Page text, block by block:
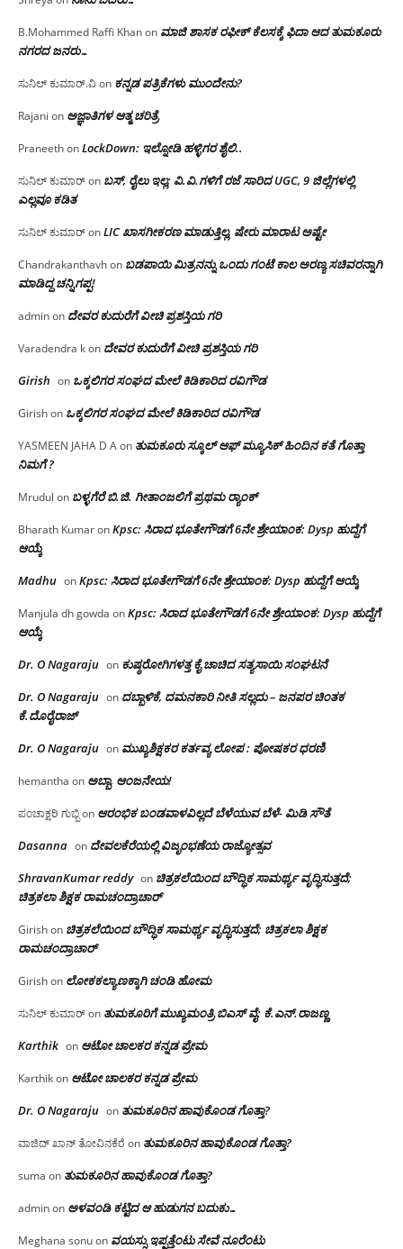
B.Mohammed Raffi Khanon ಮಾಜಿ ಶಾಸಕ ರಫೀಕ್ ಕೆಲಸಕ್ಕೆ ಫಿದಾ ಆದ ತುಮಕೂರು
ನಗರದ ಜನರು…
ಸುನಿಲ್ ಕುಮಾರ್.ವಿon ಕನ್ನಡ ಪತ್ರಿಕೆಗಳು ಮುಂದೇನು?
Rajani on ಅಜ್ಞಾತಿಗಳ ಆತ್ಮ ಚರಿತ್ರೆ
PraneethonLockDown: ಇಲ್ನೋಡಿ ಹಳ್ಳಿಗರ ಶೈಲಿ..
ಸುನಿಲ್ ಕುಮಾರ್on ಬಸ್, ರೈಲು ಇಲ್ಲ; ವಿ.ವಿ.ಗಳಿಗೆ ರಜೆ ಸಾರಿದ UGC, 9 ಜಿಲ್ಲೆಗಳಲ್ಲಿ
ಎಲ್ಲವೂ ಕಡಿತ
ಸುನಿಲ್ ಕುಮಾರ್onLIC ಖಾಸಗೀಕರಣ ಮಾಡುತ್ತಿಲ್ಲ, ಷೇರು ಮಾರಾಟ ಅಷ್ಟೇ
Chandrakanthavhon ಬಡಪಾಯಿ ಮಿತ್ರನನ್ನು ಒಂದು ಗಂಟೆ ಕಾಲ ಅರಣ್ಯ ಸಚಿವರನ್ನಾಗಿ
ಮಾಡಿದ್ದ ಚನ್ನಿಗಪ್ಪ!
adminon ದೇವರ ಕುದುರೆಗೆ ವೀಚಿ ಪ್ರಶಸ್ತಿಯ ಗರಿ
Varadendra kon ದೇವರ ಕುದುರೆಗೆ ವೀಚಿ ಪ್ರಶಸ್ತಿಯ ಗರಿ
Girish on ಒಕ್ಕಲಿಗರ ಸಂಘದ ಮೇಲೆ ಕಿಡಿಕಾರಿದ ರವಿಗೌಡ
Girishon ಒಕ್ಕಲಿಗರ ಸಂಘದ ಮೇಲೆ ಕಿಡಿಕಾರಿದ ರವಿಗೌಡ
YASMEEN JAHA D Aon ತುಮಕೂರು ಸ್ಕೂಲ್ ಆಫ್ ಮ್ಯೂಸಿಕ್ ಹಿಂದಿನ ಕತೆ ಗೊತ್ತಾ
ನಿಮಗೆ ?
Mrudul on ಬಳ್ಳಗೆರೆ ಬಿ.ಜಿ. ಗೀತಾಂಜಲಿಗೆ ಪ್ರಥಮ ರ‌್ಯಾಂಕ್
Bharath KumaronKpsc: ಸಿರಾದ ಭೂತೇಗೌಡಗೆ 6ನೇ ಶ್ರೇಯಾಂಕ: Dysp ಹುದ್ದೆಗೆ
ಆಯ್ಕೆ
Madhu onKpsc: ಸಿರಾದ ಭೂತೇಗೌಡಗೆ 6ನೇ ಶ್ರೇಯಾಂಕ: Dysp ಹುದ್ದೆಗೆ ಆಯ್ಕೆ
Manjula dh gowda onKpsc: ಸಿರಾದ ಭೂತೇಗೌಡಗೆ 6ನೇ ಶ್ರೇಯಾಂಕ: Dysp ಹುದ್ದೆಗೆ
ಆಯ್ಕೆ
Dr. O Nagaraju on ಕುಷ್ಠರೋಗಿಗಳತ್ತ ಕೈ ಚಾಚಿದ ಸತ್ಯಸಾಯಿ ಸಂಘಟನೆ
Dr. O Nagaraju on ದಬ್ಬಾಳಿಕೆ, ದಮನಕಾರಿ ನೀತಿ ಸಲ್ಲದು – ಜನಪರ ಚಿಂತಕ
ಕೆ.ದೊರೈರಾಜ್
Dr. O Nagaraju on ಮುಖ್ಯಶಿಕ್ಷಕರ ಕರ್ತವ್ಯ ಲೋಪ : ಪೋಷಕರ ಧರಣಿ
hemantha on ಅಬ್ಬಾ, ಆಂಜನೇಯ!
ಪಂಚಾಕ್ಷರಿ ಗುಬ್ಬಿon ಆರಂಭಿಕ ಬಂಡವಾಳವಿಲ್ಲದೆ ಬೆಳೆಯುವ ಬೆಳೆ- ಮಿಡಿ ಸೌತೆ
Dasanna on ದೇವಲಕೆರೆಯಲ್ಲಿ ವಿಜೃಂಭಣೆಯ ರಾಜ್ಯೋತ್ಸವ
ShravanKumar reddy on ಚಿತ್ರಕಲೆಯಿಂದ ಬೌದ್ಧಿಕ ಸಾಮರ್ಥ್ಯ ವೃದ್ಧಿಸುತ್ತದೆ;
ಚಿತ್ರಕಲಾ ಶಿಕ್ಷಕ ರಾಮಚಂದ್ರಾಚಾರ್
Girishon ಚಿತ್ರಕಲೆಯಿಂದ ಬೌದ್ಧಿಕ ಸಾಮರ್ಥ್ಯ ವೃದ್ಧಿಸುತ್ತದೆ; ಚಿತ್ರಕಲಾ ಶಿಕ್ಷಕ
ರಾಮಚಂದ್ರಾಚಾರ್
Girishon ಲೋಕಕಲ್ಯಾಣಕ್ಕಾಗಿ ಚಂಡಿ ಹೋಮ
ಸುನಿಲ್ ಕುಮಾರ್on ತುಮಕೂರಿಗೆ ಮುಖ್ಯಮಂತ್ರಿ ಬಿಎಸ್ ವೈ: ಕೆ.ಎನ್.ರಾಜಣ್ಣ
Karthik on ಆಟೋ ಚಾಲಕರ ಕನ್ನಡ ಪ್ರೇಮ
Karthikon ಆಟೋ ಚಾಲಕರ ಕನ್ನಡ ಪ್ರೇಮ
Dr. O Nagaraju on ತುಮಕೂರಿನ ಹಾವುಕೊಂಡ ಗೊತ್ತಾ?
ವಾಜಿದ್ ಖಾನ್ ತೋವಿನಕೆರೆ on ತುಮಕೂರಿನ ಹಾವುಕೊಂಡ ಗೊತ್ತಾ?
suma on ತುಮಕೂರಿನ ಹಾವುಕೊಂಡ ಗೊತ್ತಾ?
adminon ಅಳವಂಡಿ ಕಟ್ಟಿದ ಆ ಹುಡುಗನ ಬದುಕು…
Meghana sonuon ವಯಸ್ಸು ಇಪ್ಪತ್ತೆಂಟು ಸೇವೆ ನೂರೆಂಟು